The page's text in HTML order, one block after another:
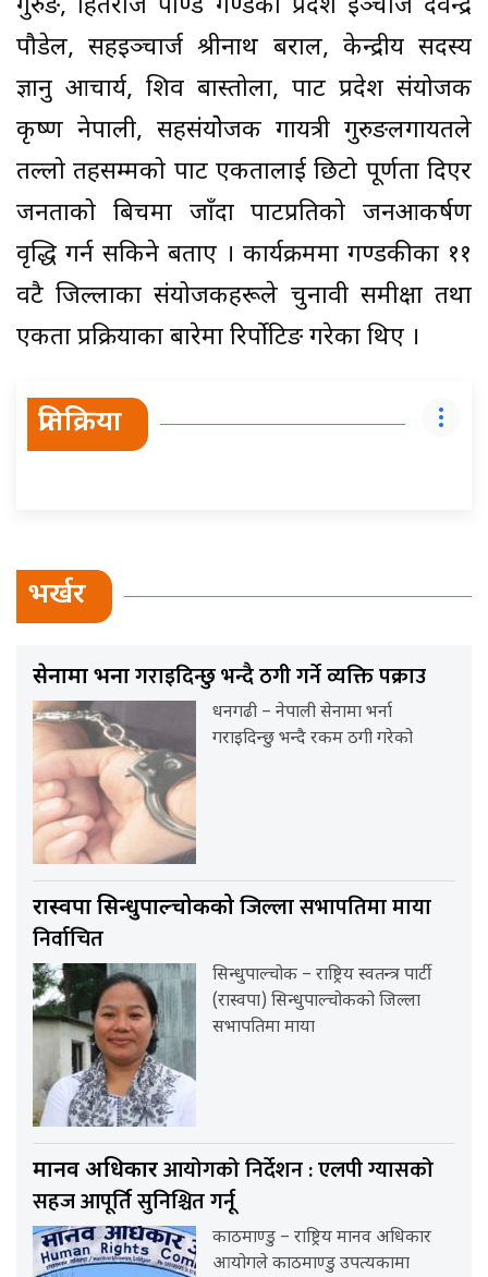
गुरुङ, हितराज पाण्डे गण्डकी प्रदेश इञ्चार्ज देवेन्द्र
पौडेल, सहइञ्चार्ज श्रीनाथ बराल, केन्द्रीय सदस्य
ज्ञानु आचार्य, शिव बास्तोला, पार्टी प्रदेश संयोजक
कृष्ण नेपाली, सहसंयोेजक गायत्री गुरुङलगायतले
तल्लो तहसम्मको पार्टी एकतालाई छिटो पूर्णता दिएर
जनताको बिचमा जाँदा पार्टीप्रतिको जनआकर्षण
वृद्धि गर्न सकिने बताए । कार्यक्रममा गण्डकीका ११
वटै जिल्लाका संयोजकहरूले चुनावी समीक्षा तथा
एकता प्रक्रियाका बारेमा रिर्पोटिङ गरेका थिए ।
प्रतिक्रिया
भर्खर
सेनामा भर्नागराइदिन्छु भन्दै ठगी गर्ने व्यक्ति पक्राउ
धनगढी – नेपाली सेनामा भर्ना
गराइदिन्छु भन्दै रकम ठगी गरेको
रास्वपा सिन्धुपाल्चोककोजिल्ला सभापतिमा माया
निर्वाचित
सिन्धुपाल्चोक – राष्ट्रिय स्वतन्त्र पार्टी
(रास्वपा) सिन्धुपाल्चोकको जिल्ला
सभापतिमा माया
मानव अधिकारआयोगको निर्देशन : एलपी ग्यासको
सहज आपूर्ति सुनिश्चित गर्नू
काठमाण्डु – राष्ट्रिय मानव अधिकार
आयोगले काठमाण्डु उपत्यकामा